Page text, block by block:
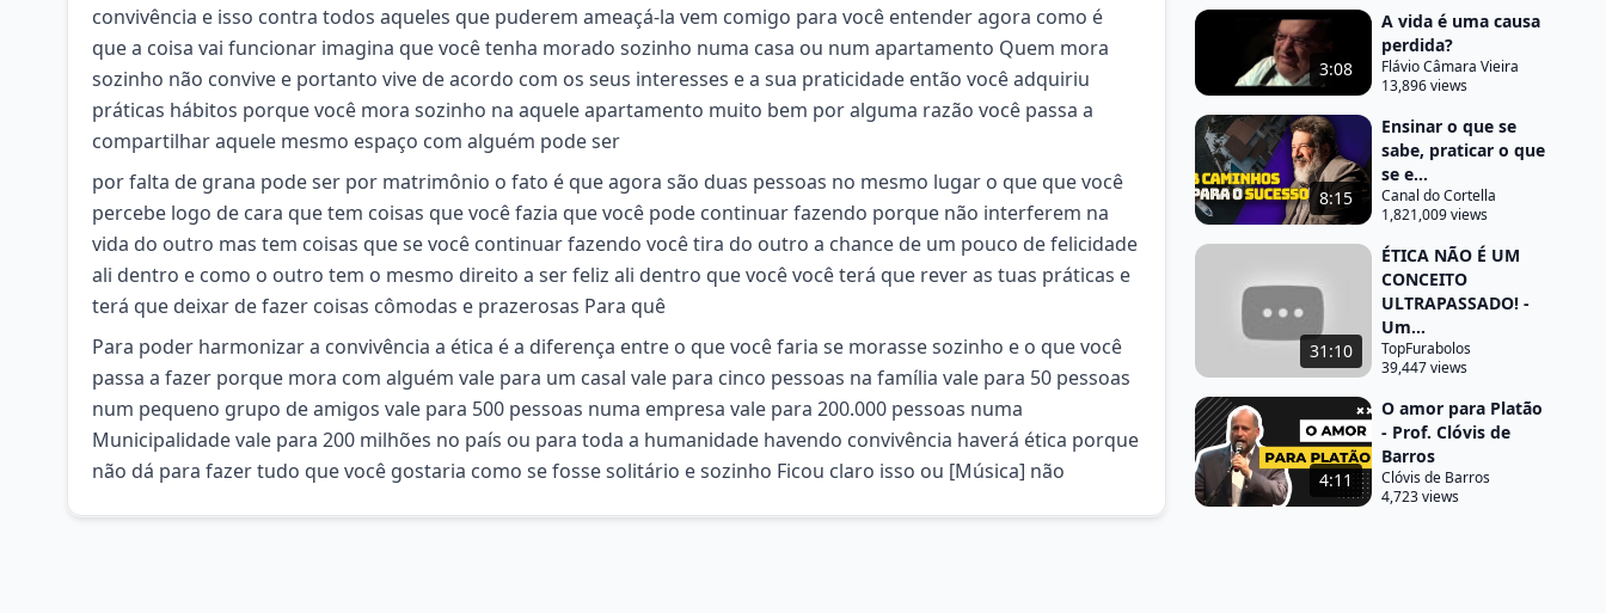
convivência e isso contra todos aqueles que puderem ameaçá-la vem comigo para você entender agora como é
que a coisa vai funcionar imagina que você tenha morado sozinho numa casa ou num apartamento Quem mora
sozinho não convive e portanto vive de acordo com os seus interesses e a sua praticidade então você adquiriu
práticas hábitos porque você mora sozinho na aquele apartamento muito bem por alguma razão você passa a
compartilhar aquele mesmo espaço com alguém pode ser
por falta de grana pode ser por matrimônio o fato é que agora são duas pessoas no mesmo lugar o que que você
percebe logo de cara que tem coisas que você fazia que você pode continuar fazendo porque não interferem na
vida do outro mas tem coisas que se você continuar fazendo você tira do outro a chance de um pouco de felicidade
ali dentro e como o outro tem o mesmo direito a ser feliz ali dentro que você você terá que rever as tuas práticas e
terá que deixar de fazer coisas cômodas e prazerosas Para quê
Para poder harmonizar a convivência a ética é a diferença entre o que você faria se morasse sozinho e o que você
passa a fazer porque mora com alguém vale para um casal vale para cinco pessoas na família vale para 50 pessoas
num pequeno grupo de amigos vale para 500 pessoas numa empresa vale para 200.000 pessoas numa
Municipalidade vale para 200 milhões no país ou para toda a humanidade havendo convivência haverá ética porque
não dá para fazer tudo que você gostaria como se fosse solitário e sozinho Ficou claro isso ou [Música] não
3:08
A vida é uma causa
perdida?
Flávio Câmara Vieira
13,896 views
8:15
Ensinar o que se
sabe, praticar o que
se e...
Canal do Cortella
1,821,009 views
31:10
ÉTICA NÃO É UM
CONCEITO
ULTRAPASSADO! -
Um...
TopFurabolos
39,447 views
4:11
O amor para Platão
- Prof. Clóvis de
Barros
Clóvis de Barros
4,723 views